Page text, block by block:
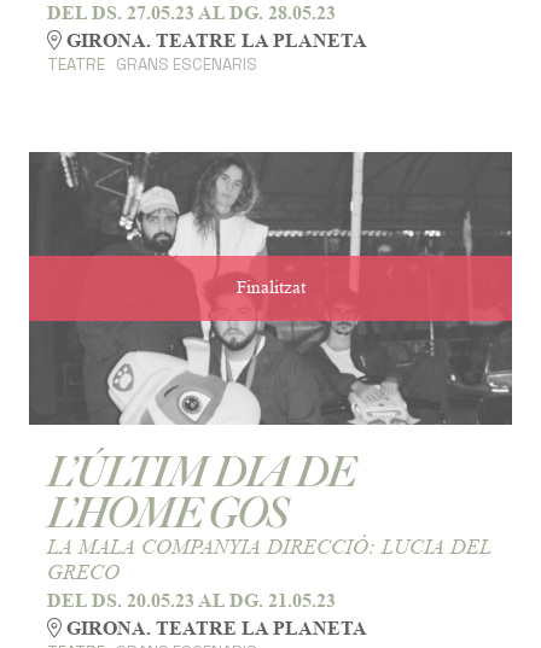
DEL DS. 27.05.23 AL DG. 28.05.23
GIRONA. TEATRE LA PLANETA
TEATRE GRANS ESCENARIS
Finalitzat
L’ÚLTIM DIA DE
L’HOME GOS
LA MALA COMPANYIA DIRECCIÓ: LUCIA DEL
GRECO
DEL DS. 20.05.23 AL DG. 21.05.23
GIRONA. TEATRE LA PLANETA